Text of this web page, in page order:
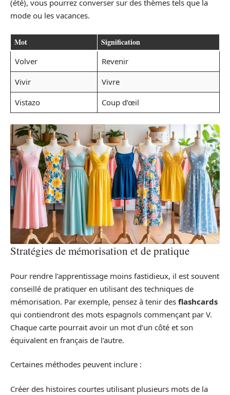
(été), vous pourrez converser sur des thèmes tels que la
mode ou les vacances.
Mot Signification
Volver
Revenir
Vivir
Vivre
Vistazo
Coup d’œil
Stratégies de mémorisation et de pratique
Pour rendre l’apprentissage moins fastidieux, il est souvent
conseillé de pratiquer en utilisant des techniques de
mémorisation. Par exemple, pensez à tenir des flashcards
qui contiendront des mots espagnols commençant par V.
Chaque carte pourrait avoir un mot d’un côté et son
équivalent en français de l’autre.
Certaines méthodes peuvent inclure :
Créer des histoires courtes utilisant plusieurs mots de la